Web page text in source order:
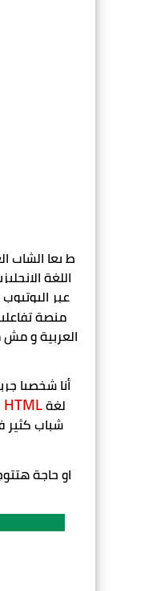
منصة
لغة HTML
او حاجة